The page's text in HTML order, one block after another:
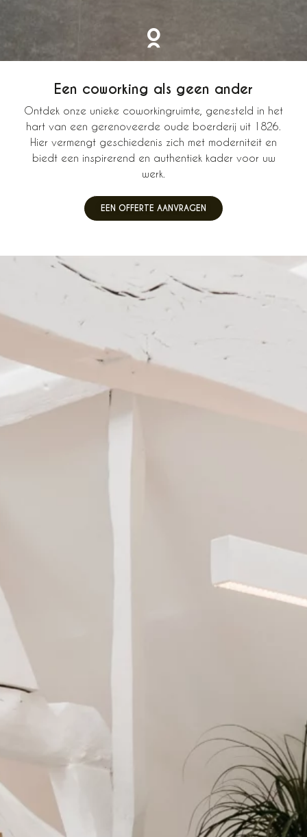
Een coworking als geen ander
Ontdek onze unieke coworkingruimte, genesteld in het
hart van een gerenoveerde oude boerderij uit 1826.
Hier vermengt geschiedenis zich met moderniteit en
biedt een inspirerend en authentiek kader voor uw
werk.
EEN OFFERTE AANVRAGEN